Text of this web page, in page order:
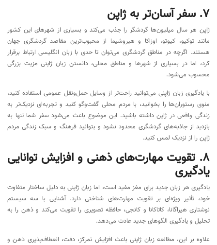
7. سفر آسان‌تر به ژاپن
ژاپن هر سال میلیون‌ها گردشگر را جذب می‌کند و بسیاری از شهرهای این کشور
مانند توکیو، کیوتو، اوزاکا و هیروشیما از محبوب‌ترین مقاصد گردشگری جهان
هستند. اگرچه در مناطق گردشگری می‌توان تا حدی با زبان انگلیسی ارتباط برقرار
کرد، اما در بسیاری از شهرها و مناطق محلی، دانستن زبان ژاپنی مزیت بزرگی
محسوب می‌شود.
با یادگیری زبان ژاپنی می‌توانید راحت‌تر از وسایل حمل‌ونقل عمومی استفاده کنید،
منوی رستوران‌ها را بخوانید، با مردم محلی گفت‌وگو کنید و تجربه‌ای نزدیک‌تر به
زندگی واقعی در ژاپن داشته باشید. این موضوع باعث می‌شود سفر شما تنها به
بازدید از جاذبه‌های گردشگری محدود نشود و بتوانید فرهنگ و سبک زندگی مردم
ژاپن را از نزدیک لمس کنید.
8. تقویت مهارت‌های ذهنی و افزایش توانایی
یادگیری
یادگیری هر زبان جدید برای مغز مفید است، اما زبان ژاپنی به دلیل ساختار متفاوت
خود، تأثیر ویژه‌ای بر تقویت مهارت‌های شناختی دارد. آشنایی با سه سیستم
نوشتاری هیراگانا، کاتاکانا و کانجی، حافظه تصویری را تقویت می‌کند و ذهن را به
تحلیل و یادگیری الگوهای جدید عادت می‌دهد.
علاوه بر این، مطالعه زبان ژاپنی باعث افزایش تمرکز، دقت، انعطاف‌پذیری ذهن و